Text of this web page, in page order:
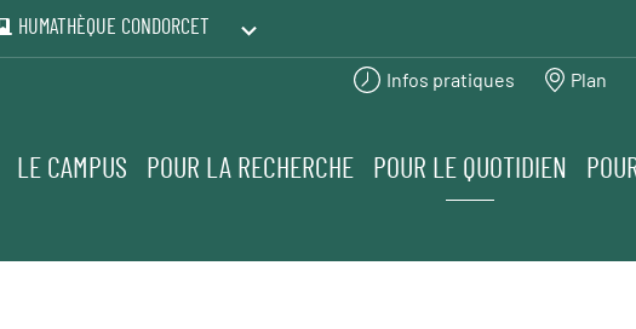
HUMATHÈQUE CONDORCET
PRINTEMPS DES HUMANITÉS
Infos pratiques Plan
LE CAMPUS POUR LA RECHERCHE POUR LE QUOTIDIEN